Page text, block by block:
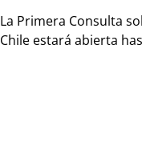
La Primera Consulta
Chile estará abierta